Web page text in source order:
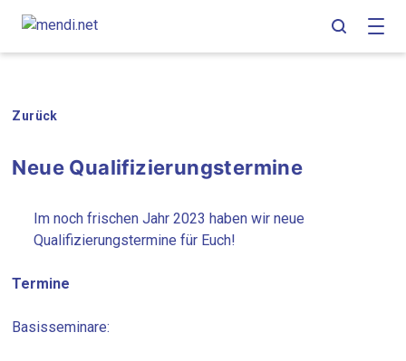
main
content
footer
Zurück
Neue Qualifizierungstermine
Im noch frischen Jahr 2023 haben wir neue
Qualifizierungstermine für Euch!
Termine
Basisseminare: